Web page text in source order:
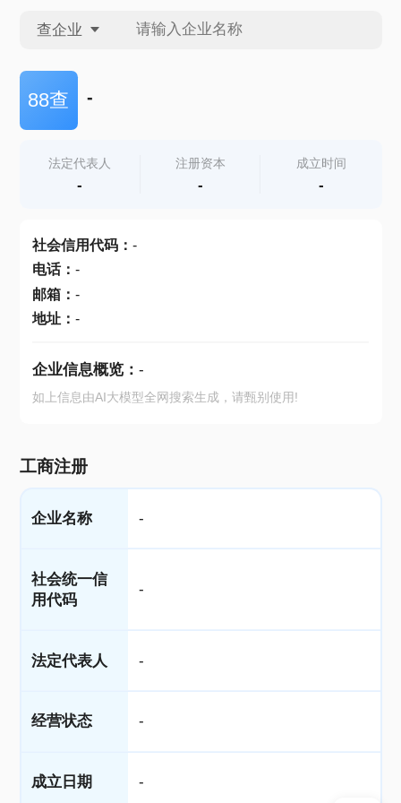
查企业
查企业
查产地
88查 -
法定代表人
-
注册资本
-
成立时间
-
社会信用代码： -
电话： -
邮箱： -
地址： -
企业信息概览： -
如上信息由AI大模型全网搜索生成，请甄别使用!
工商注册
企业名称 -
社会统一信
用代码
-
法定代表人 -
经营状态 -
成立日期 -